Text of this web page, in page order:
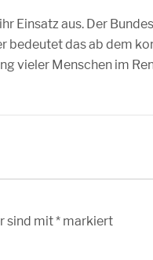
Einsatz aus. Der
bedeutet das ab dem
vieler Menschen im
sind mit* markiert